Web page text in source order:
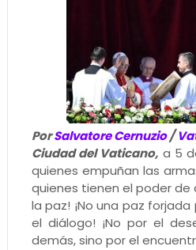
PorSalvatore Cernuzio/
Ciudad del Vaticano, a 5
quienes empuñan las
quienes tienen el poder de
la paz! ¡No una paz
el diálogo! ¡No por el
demás, sino por el